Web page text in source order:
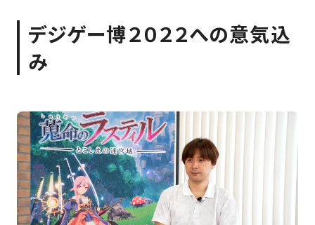
デジゲー博２０２２への意気込
み